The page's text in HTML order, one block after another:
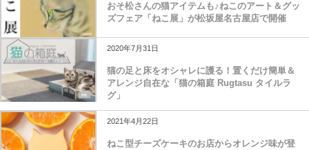
おそ松さんの猫アイテムも♪ねこのアート＆グッ
ズフェア「ねこ展」が松坂屋名古屋店で開催
2020年7月31日
猫の足と床をオシャレに護る！置くだけ簡単＆
アレンジ自在な「猫の箱庭 Rugtasu タイルラ
グ」
2021年4月22日
ねこ型チーズケーキのお店からオレンジ味が登